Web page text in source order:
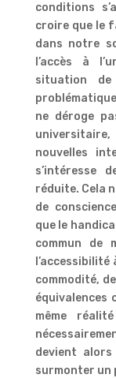
conditions
croire que le
dans notre
l’accès à
situation de
ne déroge
nouvelles
s’intéresse
réduite. Cela
de
que le
commun de
l’accessibilité
commodité,
équivalences
même
devient
surmonter un